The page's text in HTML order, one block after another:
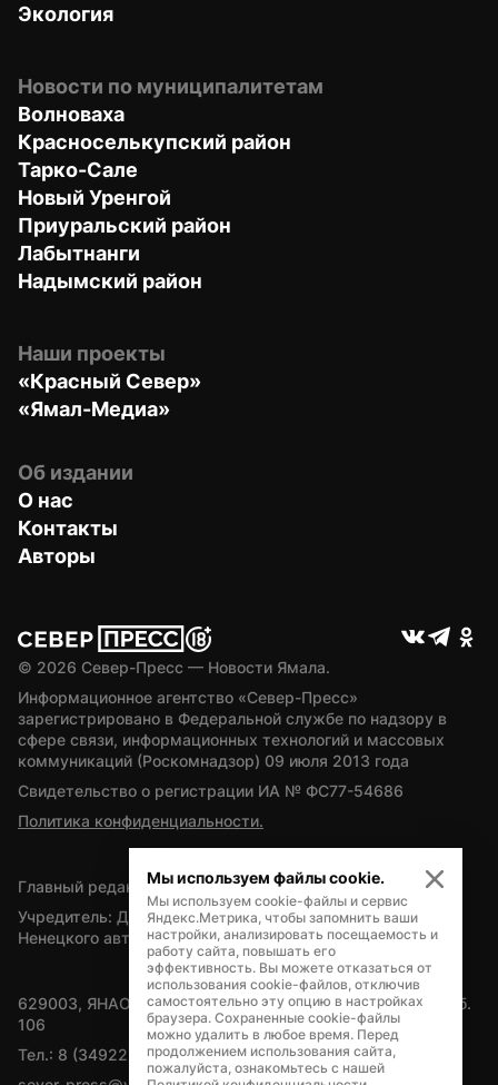
Экология
Новости по муниципалитетам
Волноваха
Красноселькупский район
Тарко-Сале
Новый Уренгой
Приуральский район
Лабытнанги
Надымский район
Наши проекты
«Красный Север»
«Ямал-Медиа»
Об издании
О нас
Контакты
Авторы
© 2026 Север-Пресс — Новости Ямала.
Информационное агентство «Север-Пресс»
зарегистрировано в Федеральной службе по надзору в
сфере связи, информационных технологий и массовых
коммуникаций (Роскомнадзор) 09 июля 2013 года
Свидетельство о регистрации ИА № ФС77-54686
Политика конфиденциальности.
Главный редактор — А.Л. Поздеев
Учредитель: Департамент внутренней политики Ямало-
Ненецкого автономного округа
629003, ЯНАО, Салехард, мкр. Богдана Кнунянца, д.1, каб.
106
Тел.: 8 (34922) 71262
Мы используем файлы cookie.
Мы используем cookie-файлы и сервис
Яндекс.Метрика, чтобы запомнить ваши
настройки, анализировать посещаемость и
работу сайта, повышать его
эффективность. Вы можете отказаться от
использования cookie-файлов, отключив
самостоятельно эту опцию в настройках
браузера. Сохраненные cookie-файлы
можно удалить в любое время. Перед
продолжением использования сайта,
пожалуйста, ознакомьтесь с нашей